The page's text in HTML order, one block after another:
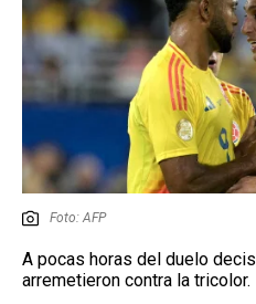
Foto: AFP
A pocas horas del duelo
arremetieron contra la tricolor.